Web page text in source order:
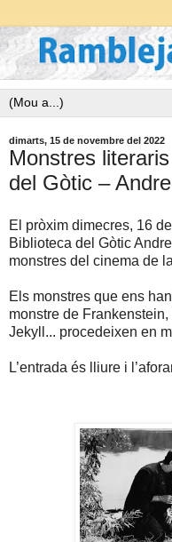
dimarts, 15 de novembre del 2022
Monstres
del Gòtic –
El pròxim dimecres, 16
Biblioteca del Gòtic
monstres del cinema de
Els monstres que ens
monstre de
Jekyll... procedeixen en
L’entrada és lliure i